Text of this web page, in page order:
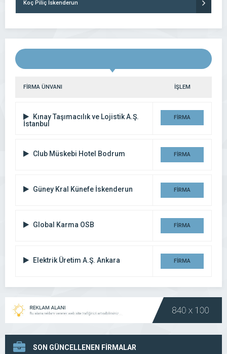
Koç Piliç İskenderun
FİRMA ÜNVANI İŞLEM
Kınay Taşımacılık ve Lojistik A.Ş.
İstanbul
FİRMA
Club Müskebi Hotel Bodrum FİRMA
Güney Kral Künefe İskenderun FİRMA
Global Karma OSB FİRMA
Elektrik Üretim A.Ş. Ankara FİRMA
SON GÜNCELLENEN FİRMALAR